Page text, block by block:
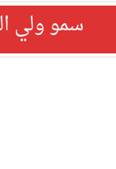
سمو ولي